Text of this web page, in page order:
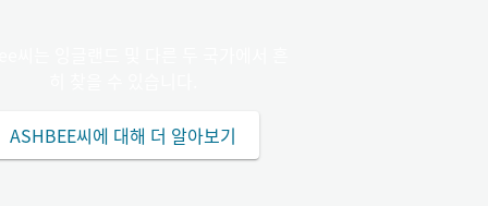
ASHBEE씨에 대해 더 알아보기